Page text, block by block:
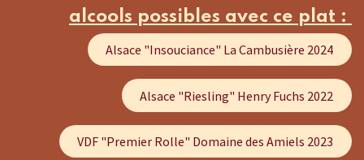
alcools possibles avec ce plat :
Alsace "Insouciance" La Cambusière 2024
Alsace "Riesling" Henry Fuchs 2022
VDF "Premier Rolle" Domaine des Amiels 2023